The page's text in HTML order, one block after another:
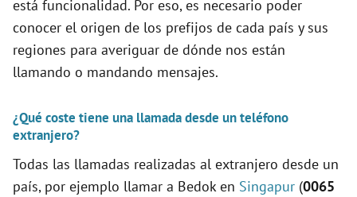
está funcionalidad. Por eso, es necesario poder
conocer el origen de los prefijos de cada país y sus
regiones para averiguar de dónde nos están
llamando o mandando mensajes.
¿Qué coste tiene una llamada desde un teléfono
extranjero?
Todas las llamadas realizadas al extranjero desde un
país, por ejemplo llamar a Bedok en Singapur (0065